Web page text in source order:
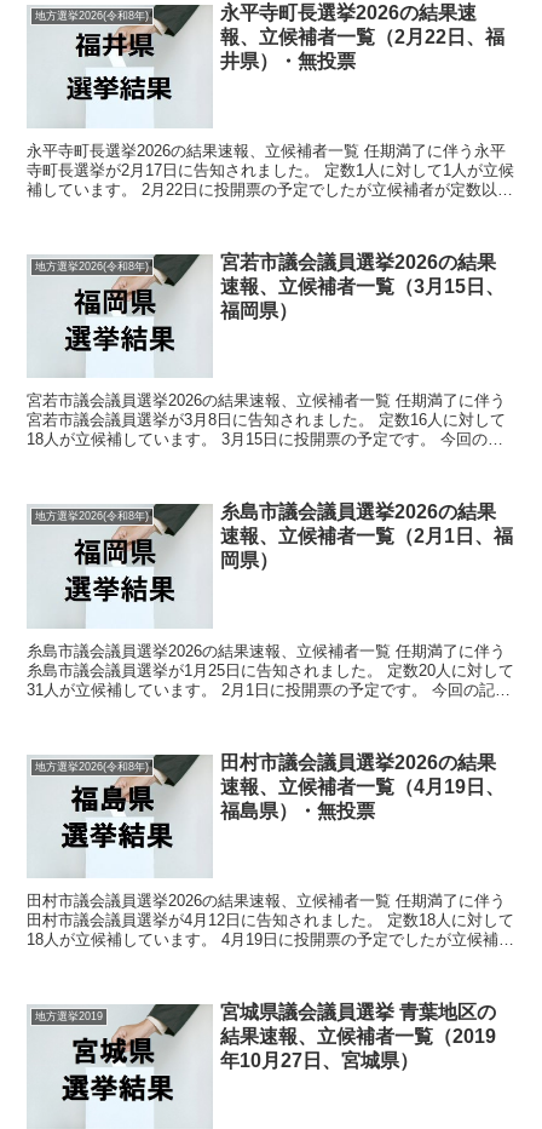
地方選挙2026(令和8年)
永平寺町長選挙2026の結果速
報、立候補者一覧（2月22日、福
井県）・無投票
永平寺町長選挙2026の結果速報、立候補者一覧 任期満了に伴う永平
寺町長選挙が2月17日に告知されました。 定数1人に対して1人が立候
補しています。 2月22日に投開票の予定でしたが立候補者が定数以下
地方選挙2026(令和8年)
宮若市議会議員選挙2026の結果
速報、立候補者一覧（3月15日、
福岡県）
宮若市議会議員選挙2026の結果速報、立候補者一覧 任期満了に伴う
宮若市議会議員選挙が3月8日に告知されました。 定数16人に対して
18人が立候補しています。 3月15日に投開票の予定です。 今回の記
地方選挙2026(令和8年)
糸島市議会議員選挙2026の結果
速報、立候補者一覧（2月1日、福
岡県）
糸島市議会議員選挙2026の結果速報、立候補者一覧 任期満了に伴う
糸島市議会議員選挙が1月25日に告知されました。 定数20人に対して
31人が立候補しています。 2月1日に投開票の予定です。 今回の記事
地方選挙2026(令和8年)
田村市議会議員選挙2026の結果
速報、立候補者一覧（4月19日、
福島県）・無投票
田村市議会議員選挙2026の結果速報、立候補者一覧 任期満了に伴う
田村市議会議員選挙が4月12日に告知されました。 定数18人に対して
18人が立候補しています。 4月19日に投開票の予定でしたが立候補者
地方選挙2019
宮城県議会議員選挙 青葉地区の
結果速報、立候補者一覧（2019
年10月27日、宮城県）